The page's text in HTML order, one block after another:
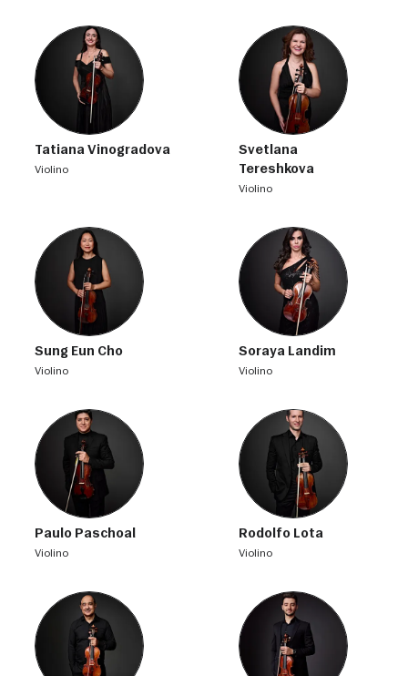
Tatiana Vinogradova
violino
Svetlana
Tereshkova
violino
Sung Eun Cho
violino
Soraya Landim
violino
Paulo Paschoal
violino
Rodolfo Lota
violino